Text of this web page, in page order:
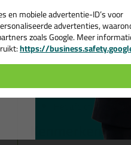
Geschikt voor het
Binnenmuren
Gevels
Plafonds
Het stapelen van
Het afdichten en
Kenmerken van
en mobiele advertentie-ID’s voor
advertenties,
zoals Google. Meer
https://